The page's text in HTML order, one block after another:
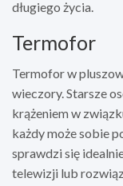
długiego życia.
Termofor
Termofor w
wieczory. Starsze
krążeniem w
każdy może sobie
sprawdzi się
telewizji lub